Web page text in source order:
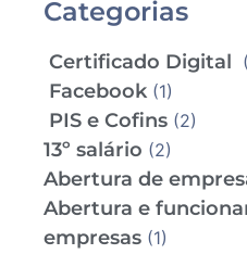
Categorias
Certificado Digital
Facebook(1)
PIS e Cofins (2)
13º salário (2)
Abertura de
Abertura e
empresas (1)